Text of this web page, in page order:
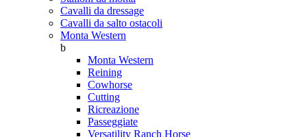
Cavalli da dressage
Cavalli da salto ostacoli
Monta Western
b
Monta Western
Reining
Cowhorse
Cutting
Ricreazione
Passeggiate
Versatility Ranch Horse